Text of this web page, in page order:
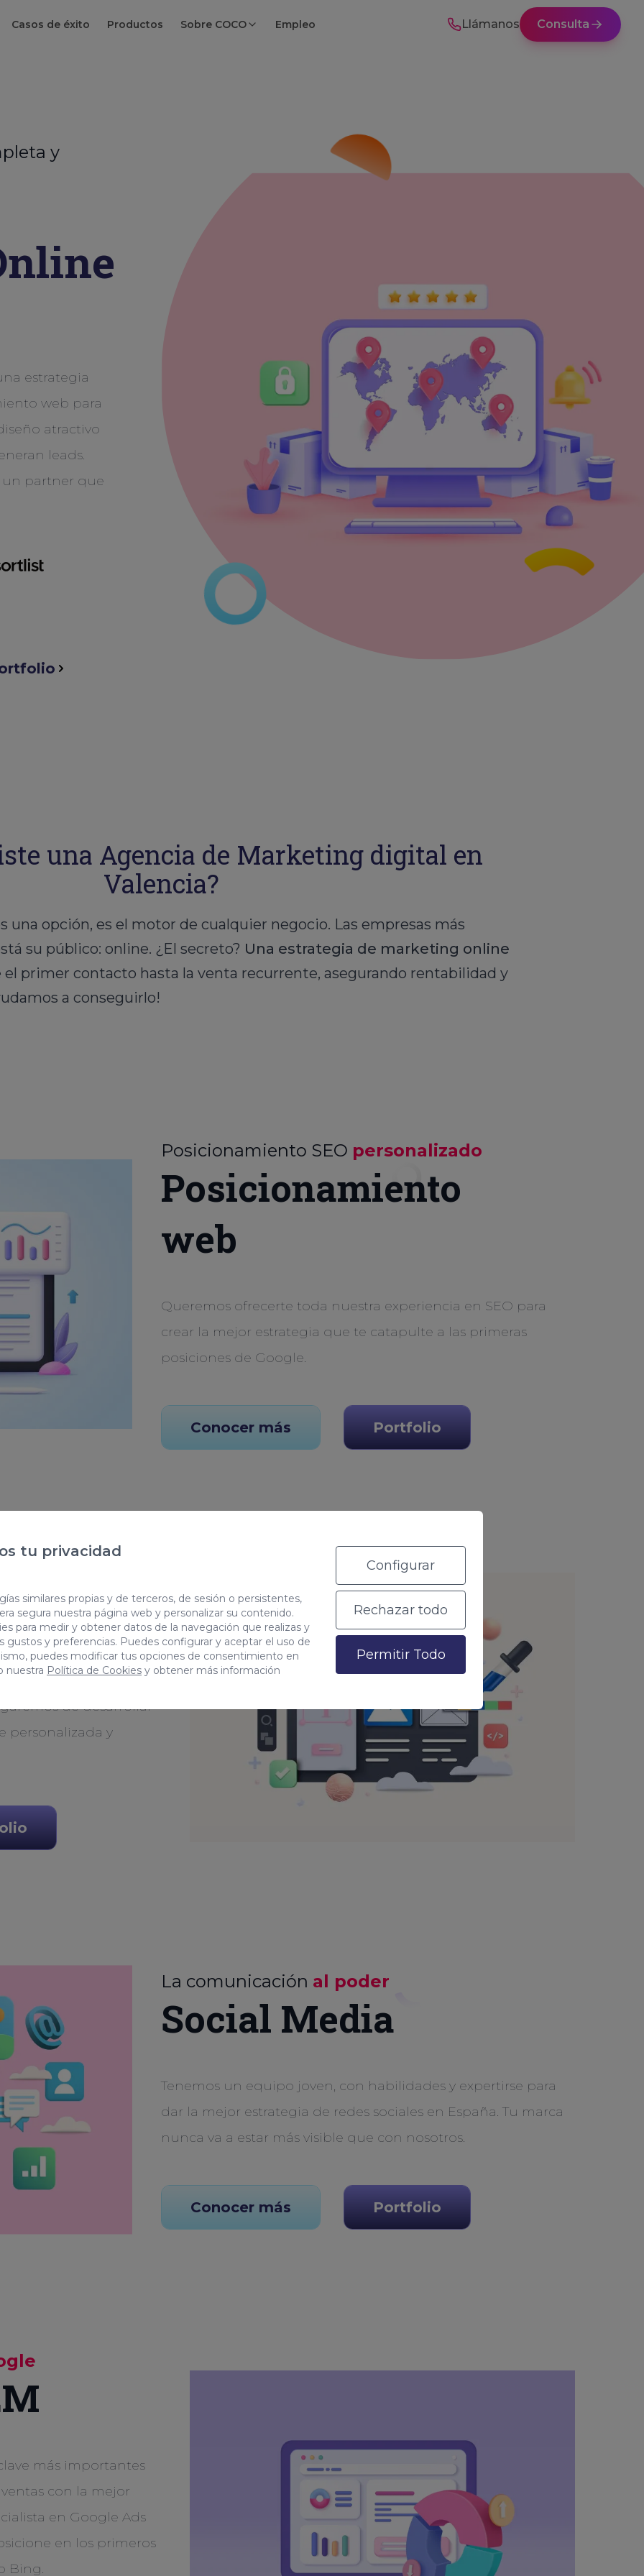
tu privacidad
similares propias y de terceros, de sesión o persistentes,
segura nuestra página web y personalizar su contenido.
para medir y obtener datos de la navegación que realizas y
gustos y preferencias. Puedes configurar y aceptar el uso de
puedes modificar tus opciones de consentimiento en
nuestra Política de Cookies y obtener más información
Configurar
Rechazar todo
Permitir Todo
Casos de éxito Productos Sobre COCO Empleo Llámanos Consulta
y
estrategia
web para
atractivo
leads.
un partner que
una Agencia de Marketing digital en
Valencia?
una opción, es el motor de cualquier negocio. Las empresas más
su público: online. ¿El secreto? Una estrategia de marketing online
el primer contacto hasta la venta recurrente, asegurando rentabilidad y
a conseguirlo!
Posicionamiento SEO personalizado
Posicionamiento
web
Queremos ofrecerte toda nuestra experiencia en SEO para
crear la mejor estrategia que te catapulte a las primeras
posiciones de Google.
Conocer más Portfolio
el mejor entorno web
de desarrollar
personalizada y
La comunicación al poder
Social Media
Tenemos un equipo joven, con habilidades y expertirse para
dar la mejor estrategia de redes sociales en España. Tu marca
nunca va a estar más visible que con nosotros.
Conocer más Portfolio
más importantes
con la mejor
en Google Ads
en los primeros
Bing.